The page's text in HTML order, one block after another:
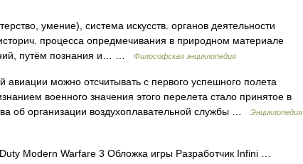
умение), система искусств. органов деятельности
процесса опредмечивания в природном материале
путём познания и… …
Философская энциклопедия
можно отсчитывать с первого успешного полета
военного значения этого перелета стало принятое в
об организации воздухоплавательной службы …
Энциклопедия
Modern Warfare 3 Обложка игры Разработчик Infini …